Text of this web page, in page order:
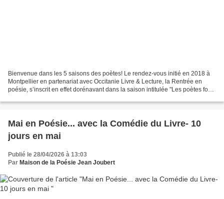
Bienvenue dans les 5 saisons des poètes! Le rendez-vous initié en 2018 à
Montpellier en partenariat avec Occitanie Livre & Lecture, la Rentrée en
poésie, s’inscrit en effet dorénavant dans la saison intitulée "Les poètes font
Mai en Poésie... avec la Comédie du Livre- 10
jours en mai
Publié le 28/04/2026 à 13:03
Par Maison de la Poésie Jean Joubert